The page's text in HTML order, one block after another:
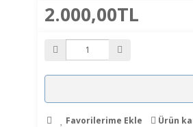
2.000,00TL
Favorilerime Ekle Ürün